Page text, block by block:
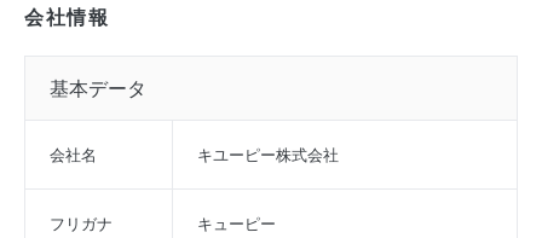
会社情報
基本データ
会社名 キユーピー株式会社
フリガナ キューピー